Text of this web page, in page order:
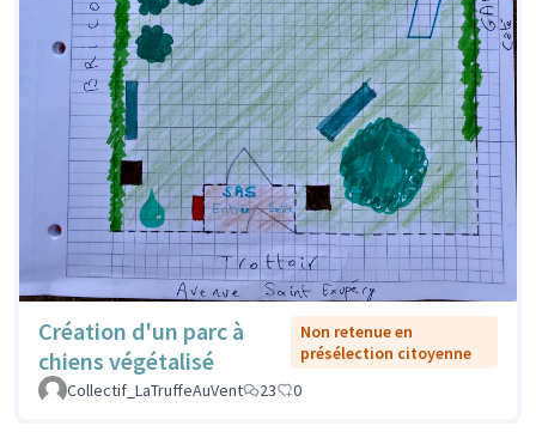
Création d'un parc à
chiens végétalisé
Non retenue en
présélection citoyenne
Collectif_LaTruffeAuVent
23 0